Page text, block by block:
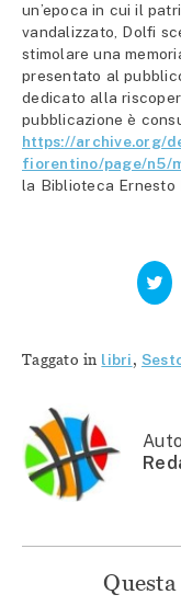
un’epoca in cui il
vandalizzato, Dolfi
stimolare una
presentato al
dedicato alla
pubblicazione è
https://archive.org/
fiorentino/page/n5/
la Biblioteca Ernesto
Fai
clic
qui
(Si
Taggato in libri,